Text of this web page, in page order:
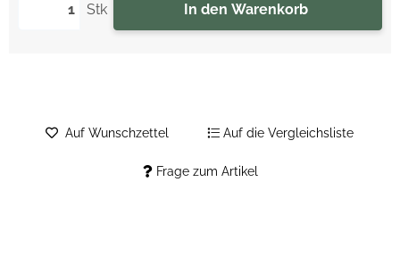
Stk In den Warenkorb
Frage zum Artikel
Auf Wunschzettel Auf die Vergleichsliste